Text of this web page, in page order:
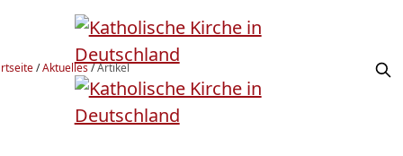
/Aktuelles/Artikel